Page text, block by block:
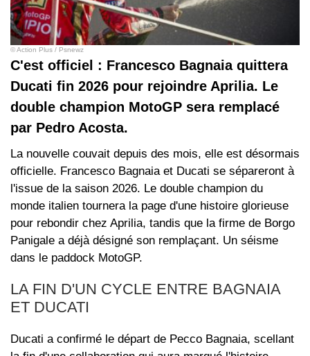
© Action Plus / Psnewz
C'est officiel : Francesco Bagnaia quittera
Ducati fin 2026 pour rejoindre Aprilia. Le
double champion MotoGP sera remplacé
par Pedro Acosta.
La nouvelle couvait depuis des mois, elle est désormais
officielle. Francesco Bagnaia et Ducati se sépareront à
l'issue de la saison 2026. Le double champion du
monde italien tournera la page d'une histoire glorieuse
pour rebondir chez Aprilia, tandis que la firme de Borgo
Panigale a déjà désigné son remplaçant. Un séisme
dans le paddock MotoGP.
LA FIN D'UN CYCLE ENTRE BAGNAIA
ET DUCATI
Ducati a confirmé le départ de Pecco Bagnaia, scellant